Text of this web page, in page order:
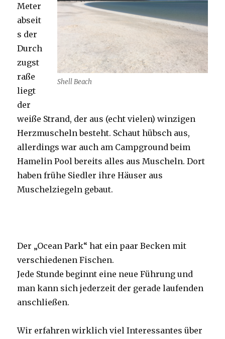
Shell Beach
Meter
abseit
s der
Durch
zugst
raße
liegt
der
weiße Strand, der aus (echt vielen) winzigen
Herzmuscheln besteht. Schaut hübsch aus,
allerdings war auch am Campground beim
Hamelin Pool bereits alles aus Muscheln. Dort
haben frühe Siedler ihre Häuser aus
Muschelziegeln gebaut.
Der „Ocean Park“ hat ein paar Becken mit
verschiedenen Fischen.
Jede Stunde beginnt eine neue Führung und
man kann sich jederzeit der gerade laufenden
anschließen.
Wir erfahren wirklich viel Interessantes über